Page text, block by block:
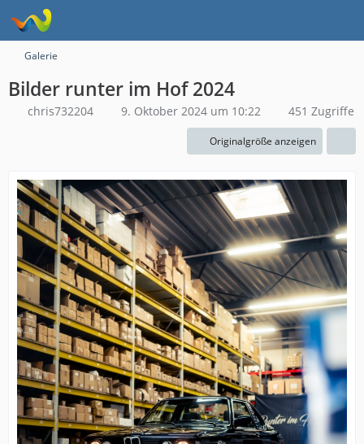
Galerie
Bilder runter im Hof 2024
chris732204 9. Oktober 2024 um 10:22 451 Zugriffe
Originalgröße anzeigen